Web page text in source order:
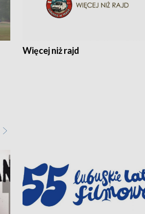
Więcej niż rajd